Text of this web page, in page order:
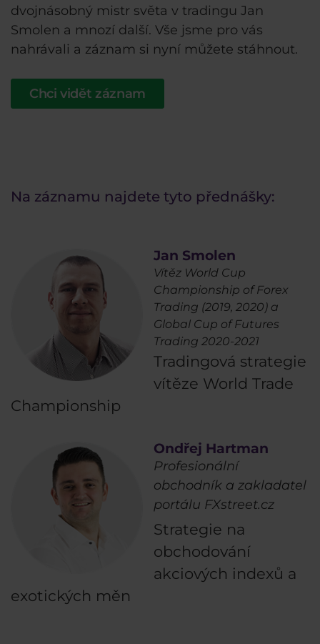
dvojnásobný mistr světa v tradingu Jan
Smolen a mnozí další. Vše jsme pro vás
nahrávali a záznam si nyní můžete stáhnout.
Chci vidět záznam
Na záznamu najdete tyto přednášky:
Jan Smolen
Vítěz World Cup
Championship of Forex
Trading (2019, 2020) a
Global Cup of Futures
Trading 2020-2021
Tra dingová strategie
vítěze World Trade
Championship
Ondřej Hartman
Profesionální
obchodník a zakladatel
portálu FXstreet.cz
Strategie na
obchodování
akciových indexů a
exotických měn